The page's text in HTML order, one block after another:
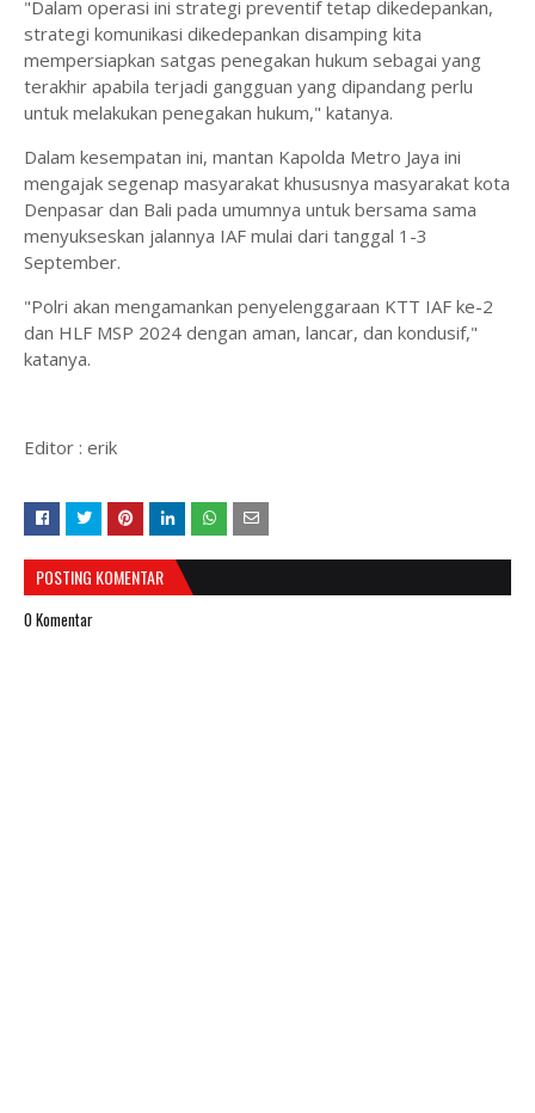
"Dalam operasi ini strategi preventif tetap dikedepankan,
strategi komunikasi dikedepankan disamping kita
mempersiapkan satgas penegakan hukum sebagai yang
terakhir apabila terjadi gangguan yang dipandang perlu
untuk melakukan penegakan hukum," katanya.
Dalam kesempatan ini, mantan Kapolda Metro Jaya ini
mengajak segenap masyarakat khususnya masyarakat kota
Denpasar dan Bali pada umumnya untuk bersama sama
menyukseskan jalannya IAF mulai dari tanggal 1-3
September.
"Polri akan mengamankan penyelenggaraan KTT IAF ke-2
dan HLF MSP 2024 dengan aman, lancar, dan kondusif,"
katanya.
Editor : erik
POSTING KOMENTAR
0 Komentar